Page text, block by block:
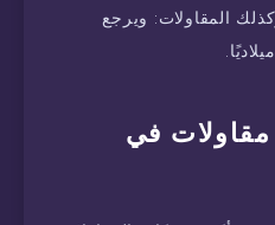
المقاولات: ويرجع
في